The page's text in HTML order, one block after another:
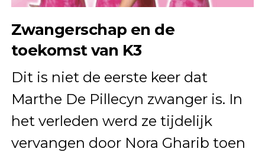
Zwangerschap en de
toekomst van K3
Dit is niet de eerste keer dat
Marthe De Pillecyn zwanger is. In
het verleden werd ze tijdelijk
vervangen door Nora Gharib toen